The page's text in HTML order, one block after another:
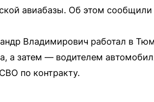
авиабазы. Об этом сообщили
Владимирович работал в
а затем — водителем
по контракту.